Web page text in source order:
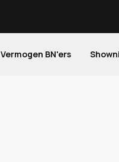
Vermogen BN'ers